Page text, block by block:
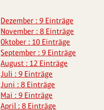
Dezember : 9 Einträge
November : 8 Einträge
Oktober : 10 Einträge
September : 9 Einträge
August : 12 Einträge
Juli : 9 Einträge
Juni : 8 Einträge
Mai : 9 Einträge
April : 8 Einträge